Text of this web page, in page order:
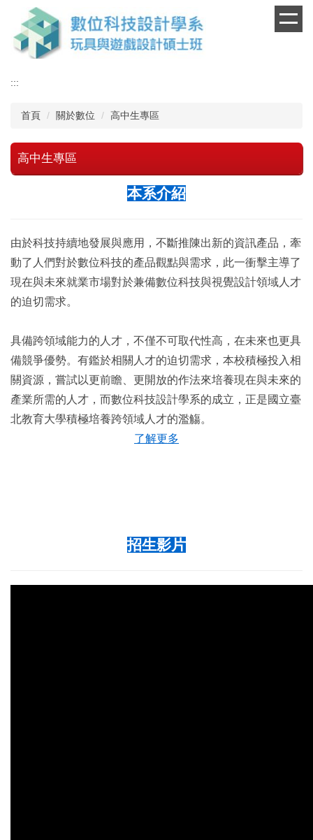
主
容
:::
首頁 關於數位 高中生專區
高中生專區
本系介紹
由於科技持續地發展與應用，不斷推陳出新的資訊產品，牽
動了人們對於數位科技的產品觀點與需求，此一衝擊主導了
現在與未來就業市場對於兼備數位科技與視覺設計領域人才
的迫切需求。
具備跨領域能力的人才，不僅不可取代性高，在未來也更具
備競爭優勢。有鑑於相關人才的迫切需求，本校積極投入相
關資源，嘗試以更前瞻、更開放的作法來培養現在與未來的
產業所需的人才，而數位科技設計學系的成立，正是國立臺
北教育大學積極培養跨領域人才的濫觴。
了解更多
招生影片